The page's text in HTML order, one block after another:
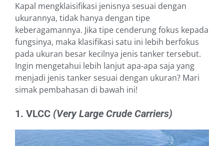
Kapal mengklaisifikasi jenisnya sesuai dengan
ukurannya, tidak hanya dengan tipe
keberagamannya. Jika tipe cenderung fokus kepada
fungsinya, maka klasifikasi satu ini lebih berfokus
pada ukuran besar kecilnya jenis tanker tersebut.
Ingin mengetahui lebih lanjut apa-apa saja yang
menjadi jenis tanker sesuai dengan ukuran? Mari
simak pembahasan di bawah ini!
1. VLCC (Very Large Crude Carriers)